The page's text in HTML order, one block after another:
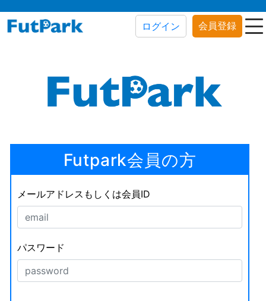
ログイン 会員登録
Futpark会員の方
メールアドレスもしくは会員ID
パスワード